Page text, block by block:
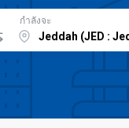
กำลังจะ